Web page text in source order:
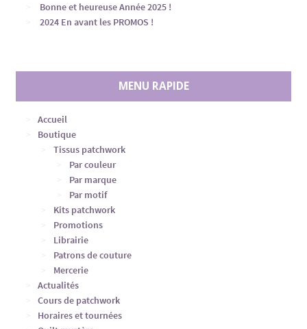
Bonne et heureuse Année 2025 !
2024 En avant les PROMOS !
MENU RAPIDE
Accueil
Boutique
Tissus patchwork
Par couleur
Par marque
Par motif
Kits patchwork
Promotions
Librairie
Patrons de couture
Mercerie
Actualités
Cours de patchwork
Horaires et tournées